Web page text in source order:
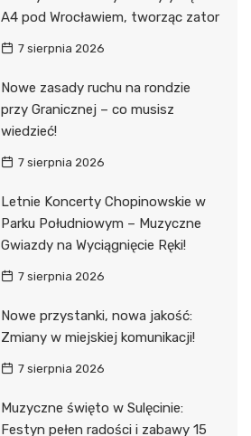
A4 pod Wrocławiem, tworząc zator
7 sierpnia 2026
Nowe zasady ruchu na rondzie
przy Granicznej – co musisz
wiedzieć!
7 sierpnia 2026
Letnie Koncerty Chopinowskie w
Parku Południowym – Muzyczne
Gwiazdy na Wyciągnięcie Ręki!
7 sierpnia 2026
Nowe przystanki, nowa jakość:
Zmiany w miejskiej komunikacji!
7 sierpnia 2026
Muzyczne święto w Sulęcinie:
Festyn pełen radości i zabawy 15